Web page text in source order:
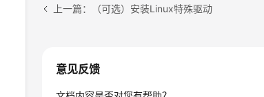
上一篇：（可选）安装Linux特殊驱动
意见反馈